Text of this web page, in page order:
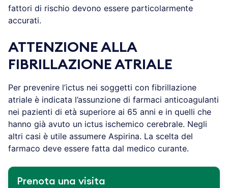
fattori di rischio devono essere particolarmente
accurati.
ATTENZIONE ALLA
FIBRILLAZIONE ATRIALE
Per prevenire l’ictus nei soggetti con fibrillazione
atriale è indicata l’assunzione di farmaci anticoagulanti
nei pazienti di età superiore ai 65 anni e in quelli che
hanno già avuto un ictus ischemico cerebrale. Negli
altri casi è utile assumere Aspirina. La scelta del
farmaco deve essere fatta dal medico curante.
Prenota una visita